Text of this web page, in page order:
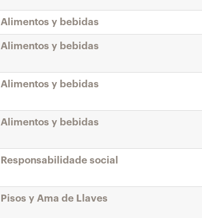
Alimentos y bebidas
Alimentos y bebidas
Alimentos y bebidas
Alimentos y bebidas
Responsabilidade social
Pisos y Ama de Llaves